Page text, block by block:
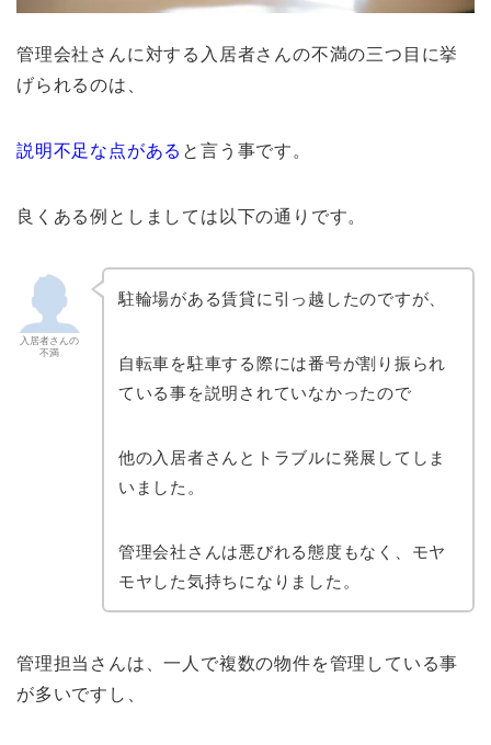
管理会社さんに対する入居者さんの不満の三つ目に挙
げられるのは、
説明不足な点がある と言う事です。
良くある例としましては以下の通りです。
入居者さんの
不満
駐輪場がある賃貸に引っ越したのですが、
自転車を駐車する際には番号が割り振られ
ている事を説明されていなかったので
他の入居者さんとトラブルに発展してしま
いました。
管理会社さんは悪びれる態度もなく、モヤ
モヤした気持ちになりました。
管理担当さんは、一人で複数の物件を管理している事
が多いですし、